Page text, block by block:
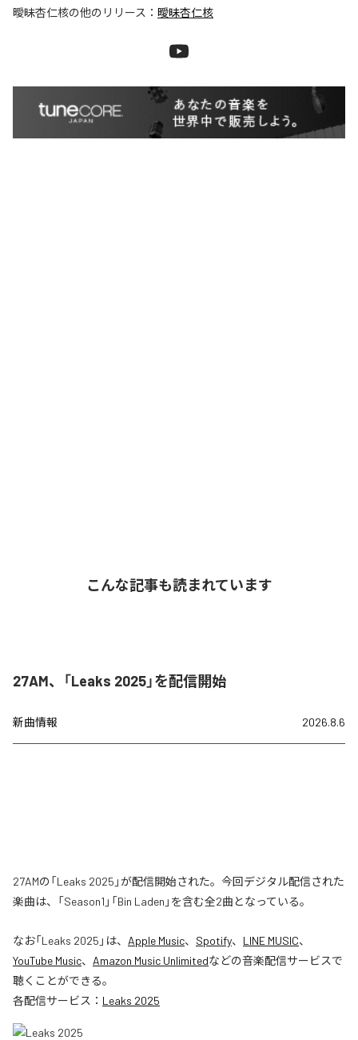
曖昧杏仁核の他のリリース： 曖昧杏仁核
こんな記事も読まれています
27AM、「Leaks 2025」を配信開始
新曲情報 2026.8.6
27AMの「Leaks 2025」が配信開始された。今回デジタル配信された
楽曲は、「Season1」「Bin Laden」を含む全2曲となっている。
なお「Leaks 2025 」は、 Apple Music、 Spotify、 LINE MUSIC、
YouTube Music、 Amazon Music Unlimitedなどの音楽配信サービスで
聴くことができる。
各配信サービス： Leaks 2025